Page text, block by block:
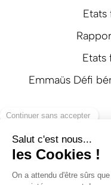
Etats
Etats
Emmaüs Défi